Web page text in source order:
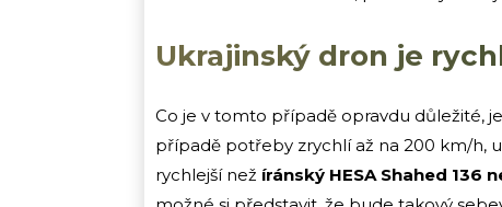
Ukrajinský dron je
Co je v tomto případě opravdu důležité,
případě potřeby zrychlí až na 200 km/h,
rychlejší než íránský HESA Shahed 136